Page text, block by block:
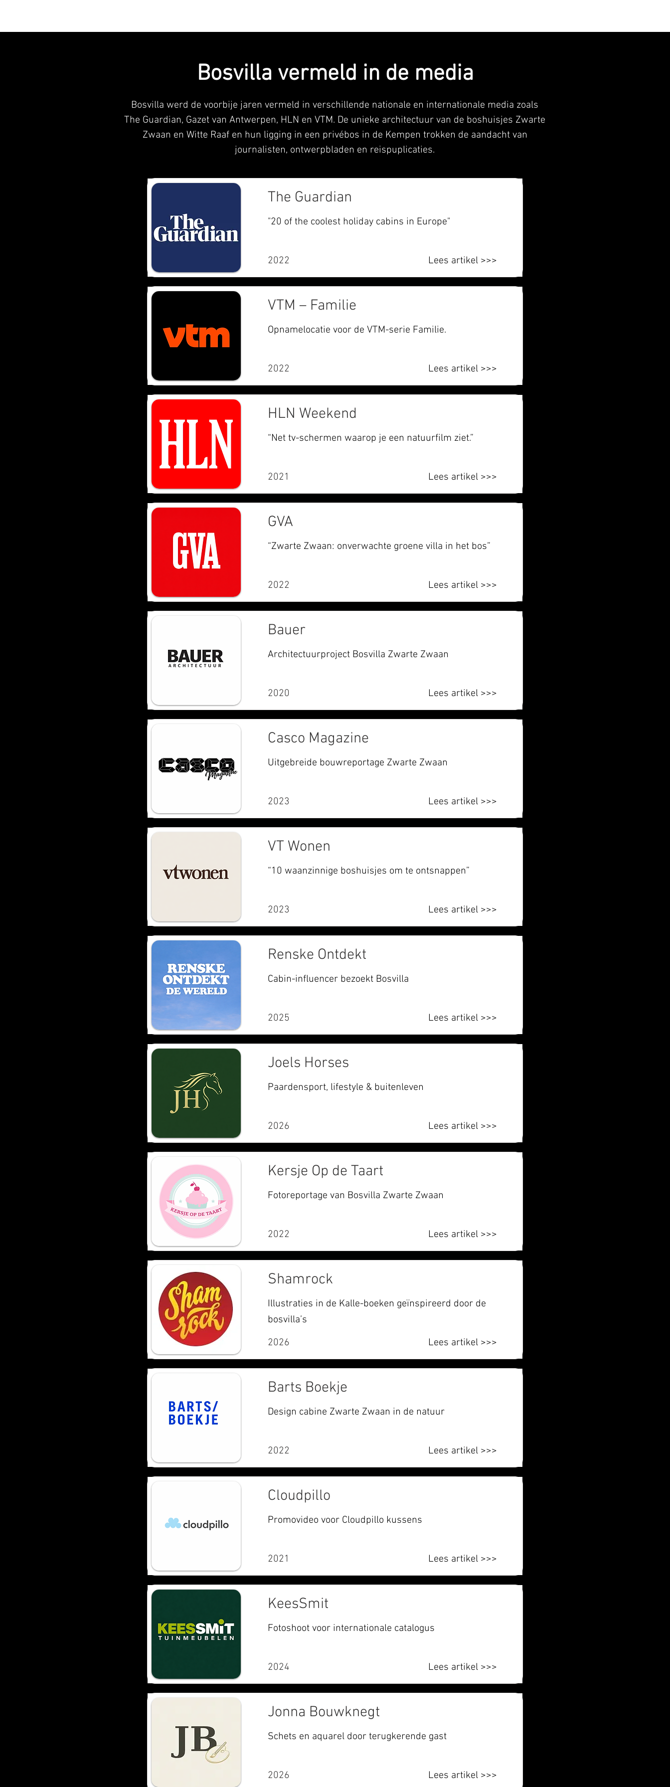
Bosvilla vermeld in de media
Bosvilla werd de voorbije jaren vermeld in verschillende nationale en internationale media zoals
The Guardian, Gazet van Antwerpen, HLN en VTM. De unieke architectuur van de boshuisjes Zwarte
Zwaan en Witte Raaf en hun ligging in een privébos in de Kempen trokken de aandacht van
journalisten, ontwerpbladen en reispuplicaties.
The Guardian
"20 of the coolest holiday cabins in Europe"
2022 Lees artikel >>>
VTM – Familie
Opnamelocatie voor de VTM-serie Familie.
2022 Lees artikel >>>
HLN Weekend
“Net tv-schermen waarop je een natuurfilm ziet.”
2021 Lees artikel >>>
GVA
“Zwarte Zwaan: onverwachte groene villa in het bos”
2022 Lees artikel >>>
Bauer
Architectuurproject Bosvilla Zwarte Zwaan
2020 Lees artikel >>>
Casco Magazine
Uitgebreide bouwreportage Zwarte Zwaan
2023 Lees artikel >>>
VT Wonen
“10 waanzinnige boshuisjes om te ontsnappen”
2023 Lees artikel >>>
Renske Ontdekt
Cabin-influencer bezoekt Bosvilla
2025 Lees artikel >>>
Joels Horses
Paardensport, lifestyle & buitenleven
2026 Lees artikel >>>
Kersje Op de Taart
Fotoreportage van Bosvilla Zwarte Zwaan
2022 Lees artikel >>>
Shamrock
Illustraties in de Kalle-boeken geïnspireerd door de
bosvilla’s
2026
Lees artikel >>>
Barts Boekje
Design cabine Zwarte Zwaan in de natuur
2022 Lees artikel >>>
Cloudpillo
Promovideo voor Cloudpillo kussens
2021 Lees artikel >>>
KeesSmit
Fotoshoot voor internationale catalogus
2024 Lees artikel >>>
Jonna Bouwknegt
Schets en aquarel door terugkerende gast
2026 Lees artikel >>>